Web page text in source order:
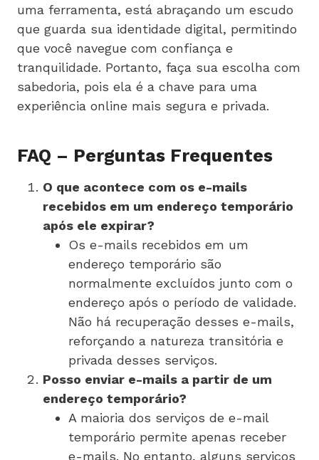
uma ferramenta, está abraçando um escudo
que guarda sua identidade digital, permitindo
que você navegue com confiança e
tranquilidade. Portanto, faça sua escolha com
sabedoria, pois ela é a chave para uma
experiência online mais segura e privada.
FAQ – Perguntas Frequentes
O que acontece com os e-mails
recebidos em um endereço temporário
após ele expirar?
Os e-mails recebidos em um
endereço temporário são
normalmente excluídos junto com o
endereço após o período de validade.
Não há recuperação desses e-mails,
reforçando a natureza transitória e
privada desses serviços.
Posso enviar e-mails a partir de um
endereço temporário?
A maioria dos serviços de e-mail
temporário permite apenas receber
e-mails. No entanto, alguns serviços